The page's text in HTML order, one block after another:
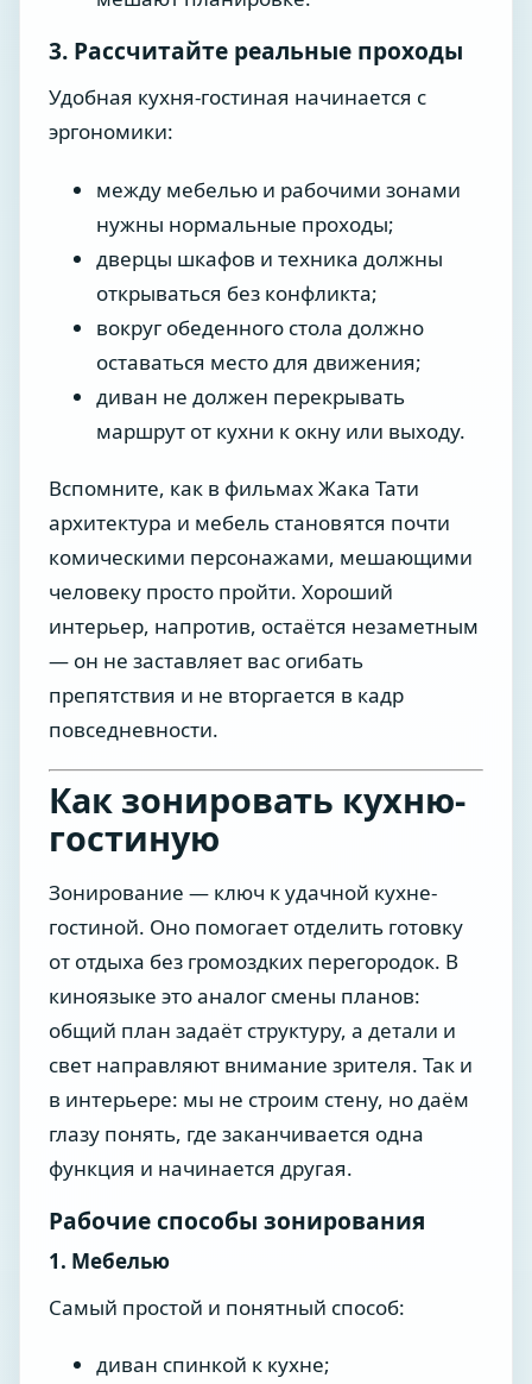
3. Рассчитайте реальные проходы
Удобная кухня-гостиная начинается с
эргономики:
между мебелью и рабочими зонами
нужны нормальные проходы;
дверцы шкафов и техника должны
открываться без конфликта;
вокруг обеденного стола должно
оставаться место для движения;
диван не должен перекрывать
маршрут от кухни к окну или выходу.
Вспомните, как в фильмах Жака Тати
архитектура и мебель становятся почти
комическими персонажами, мешающими
человеку просто пройти. Хороший
интерьер, напротив, остаётся незаметным
— он не заставляет вас огибать
препятствия и не вторгается в кадр
повседневности.
Как зонировать кухню-
гостиную
Зонирование — ключ к удачной кухне-
гостиной. Оно помогает отделить готовку
от отдыха без громоздких перегородок. В
киноязыке это аналог смены планов:
общий план задаёт структуру, а детали и
свет направляют внимание зрителя. Так и
в интерьере: мы не строим стену, но даём
глазу понять, где заканчивается одна
функция и начинается другая.
Рабочие способы зонирования
1. Мебелью
Самый простой и понятный способ:
диван спинкой к кухне;